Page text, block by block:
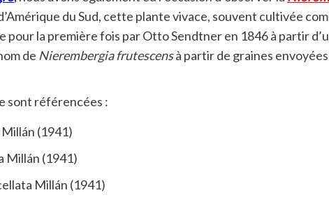
du Sud, cette plante vivace, souvent cultivée
pour la première fois par Otto Sendtner en 1846 à partir
de Nierembergia frutescensà partir de graines
sont référencées :
(1941)
Millán (1941)
Millán (1941)